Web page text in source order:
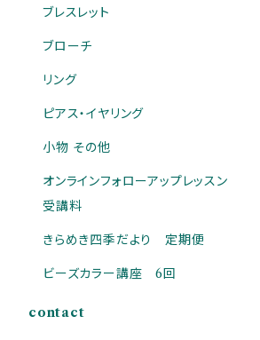
ブレスレット
ブローチ
リング
ピアス・イヤリング
小物 その他
オンラインフォローアップレッスン
受講料
きらめき四季だより 定期便
ビーズカラー講座 6回
contact